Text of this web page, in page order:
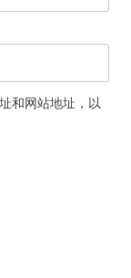
和网站地址，以